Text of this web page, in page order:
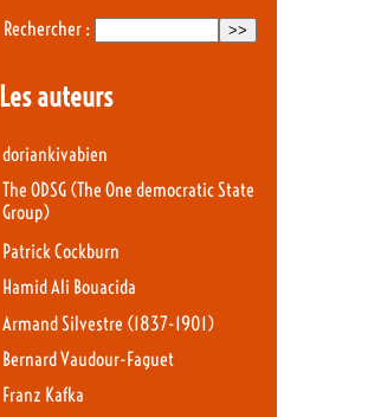
Rechercher :
Les auteurs
doriankivabien
The ODSG (The One democratic State
Group)
Patrick Cockburn
Hamid Ali Bouacida
Armand Silvestre (1837-1901)
Bernard Vaudour-Faguet
Franz Kafka